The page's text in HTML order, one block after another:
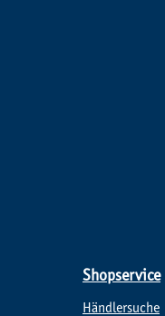
Shopservice
Händlersuche